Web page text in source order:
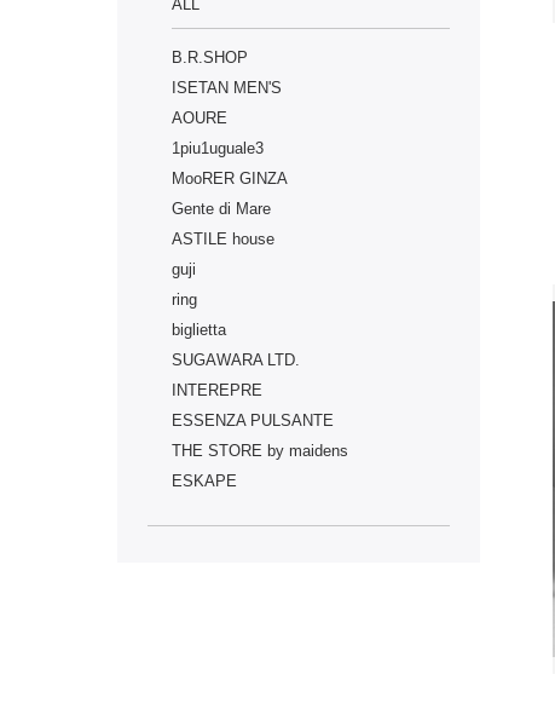
ALL
B.R.SHOP
ISETAN MEN'S
AOURE
1piu1uguale3
MooRER GINZA
Gente di Mare
ASTILE house
guji
ring
biglietta
SUGAWARA LTD.
INTEREPRE
ESSENZA PULSANTE
THE STORE by maidens
ESKAPE